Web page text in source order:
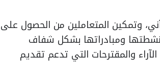
وتمكين المتعاملين من الحصول على
ومبادراتها بشكل شفاف
والمقترحات التي تدعم تقديم